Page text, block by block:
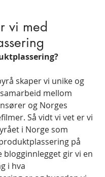
vi med
skaper vi unike og
mellom
og Norges
Så vidt vi vet er vi
i Norge som
på
blogginnlegget gir vi en
i hva